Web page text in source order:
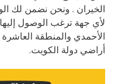
الخيران . ونحن نضمن لك
لأي جهة ترغب الوصول
الأحمدي والمنطقة
أراضي دولة الكويت.